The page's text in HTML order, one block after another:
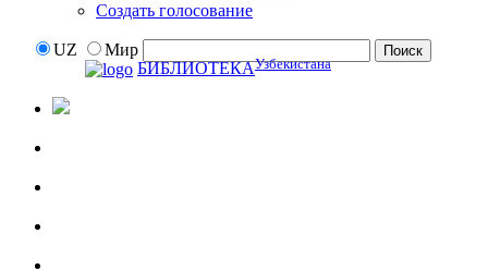
Создать голосование
UZ
Мир
БИБЛИОТЕКАУзбекистана